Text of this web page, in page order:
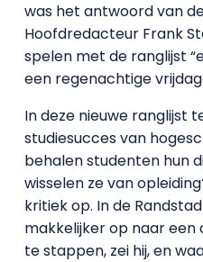
was het antwoord van
Hoofdredacteur Frank
spelen met de ranglijst
een regenachtige
In deze nieuwe ranglijst
studiesucces van
behalen studenten hun
wisselen ze van
kritiek op. In de
makkelijker op naar
te stappen, zei hij, en